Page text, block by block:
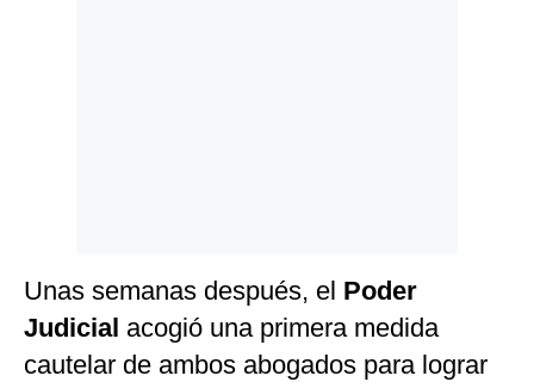
Unas semanas después, el Poder
Judicial acogió una primera medida
cautelar de ambos abogados para lograr